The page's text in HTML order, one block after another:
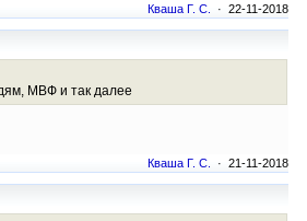
Кваша Г. С. · 22-11-2018
МВФ и так далее
Кваша Г. С. · 21-11-2018